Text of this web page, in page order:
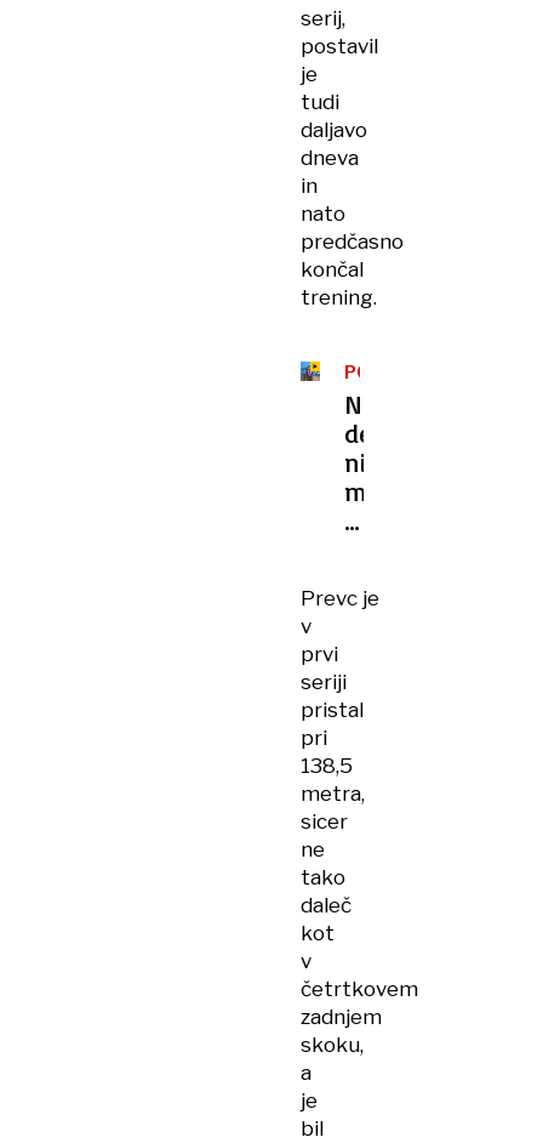
serij,
postavil
je
tudi
daljavo
dneva
in
nato
predčasno
končal
trening.
PODPORA
S
TRIBUN
Navijačev
dež
ni
motil:
Kdor
ni
Prevc je
v
prvi
seriji
pristal
pri
138,5
metra,
sicer
ne
tako
daleč
kot
v
četrtkovem
zadnjem
skoku,
a
je
bil